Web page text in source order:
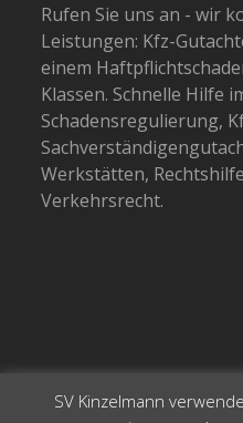
Rufen Sie uns an - wir
Leistungen: Kfz-
einem
Klassen. Schnelle Hilfe
Schadensregulierung,
Werkstätten,
Verkehrsrecht.
SV Kinzelmann